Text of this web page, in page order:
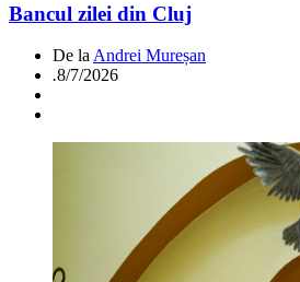
Bancul zilei din Cluj
De la Andrei Mureșan
.8/7/2026